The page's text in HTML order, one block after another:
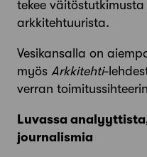
tekee väitöstutkimusta
arkkitehtuurista.
Vesikansalla on
myös Arkkitehti-
verran
Luvassa
journalismia